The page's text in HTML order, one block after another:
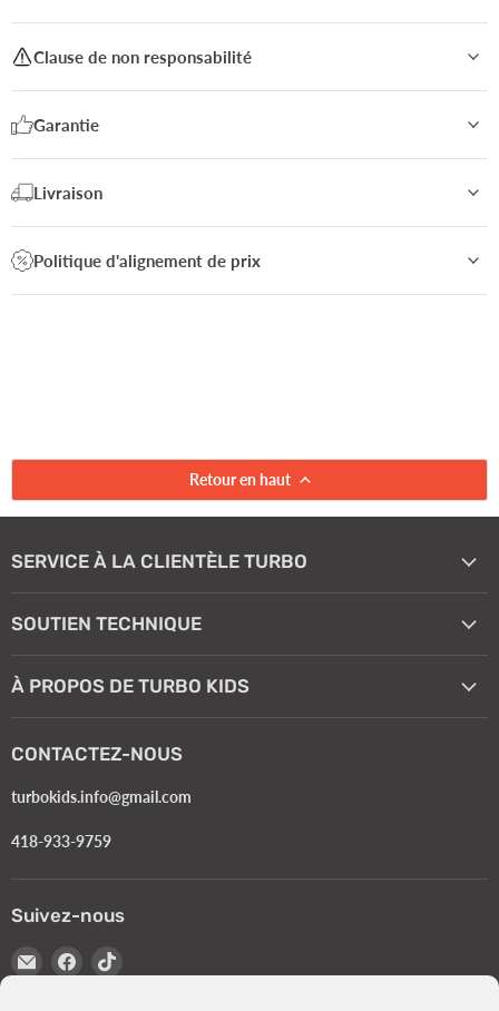
Clause de non responsabilité
Garantie
Livraison
Politique d'alignement de prix
Retour en haut
SERVICE À LA CLIENTÈLE TURBO
SOUTIEN TECHNIQUE
À PROPOS DE TURBO KIDS
CONTACTEZ-NOUS
turbokids.info@gmail.com
418-933-9759
Suivez-nous
Email
Turbokids.ca
Trouvez-
nous
Trouvez-
nous